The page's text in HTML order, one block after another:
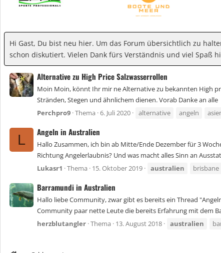
Hi Gast, Du bist neu hier. Um das Forum übersichtlich zu
schon diskutiert. Vielen Dank fürs Verständnis und viel Spaß
Alternative zu High Price Salzwasserrollen
Moin Moin, könnt Ihr mir ne Alternative zu bekannten High
Stränden, Stegen und ähnlichem dienen. Vorab Danke an alle
Perchpro9 Thema 6. Juli 2020 alternative angeln
L
Angeln in Australien
Hallo Zusammen, ich bin ab Mitte/Ende Dezember für 3
Richtung Angelerlaubnis? Und was macht alles Sinn an
Lukasr1 Thema 15. Oktober 2019 australien brisbane
Barramundi in Australien
Hallo liebe Community, zwar gibt es bereits ein Thread
Community paar nette Leute die bereits Erfahrung mit dem
herzblutangler Thema 13. August 2018 australien